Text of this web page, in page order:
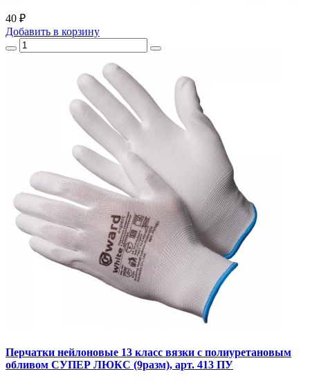
40 ₽
Добавить в корзину
Перчатки нейлоновые 13 класс вязки с полиуретановым
обливом СУПЕР ЛЮКС (9разм), арт. 413 ПУ